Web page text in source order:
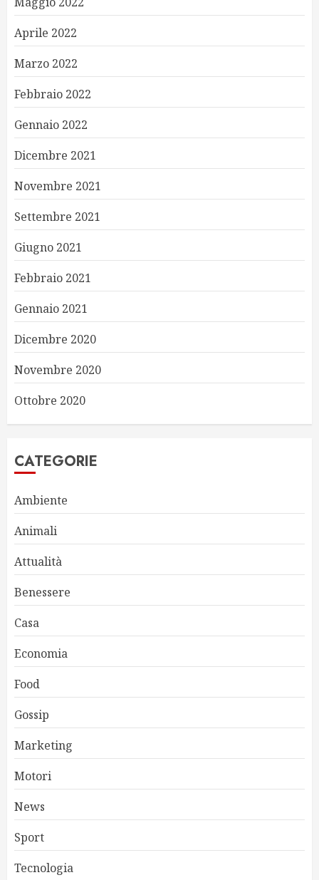
Aprile 2022
Marzo 2022
Febbraio 2022
Gennaio 2022
Dicembre 2021
Novembre 2021
Settembre 2021
Giugno 2021
Febbraio 2021
Gennaio 2021
Dicembre 2020
Novembre 2020
Ottobre 2020
CATEGORIE
Ambiente
Animali
Attualità
Benessere
Casa
Economia
Food
Gossip
Marketing
Motori
News
Sport
Tecnologia